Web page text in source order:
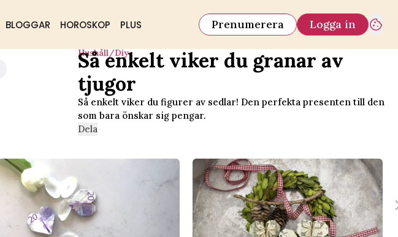
BLOGGAR HOROSKOP PLUS Prenumerera Logga in
Hushåll/diy
Så enkelt viker du granar av
tjugor
Så enkelt viker du figurer av sedlar! Den perfekta presenten till den
som bara önskar sig pengar.
Dela